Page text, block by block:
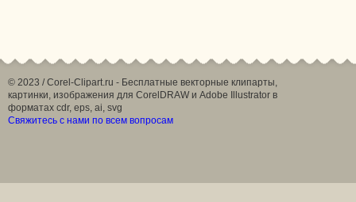
© 2023 / Corel-Clipart.ru - Бесплатные векторные клипарты,
картинки, изображения для CorelDRAW и Adobe Illustrator в
форматах cdr, eps, ai, svg
Свяжитесь с нами по всем вопросам